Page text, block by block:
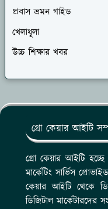
প্রবাস ভ্রমন গাইড
খেলাধূলা
উচ্চ শিক্ষার খবর
গ্রো কেয়ার আইটি
গ্রো কেয়ার আইটি হচ্ছে
মার্কেটিং সার্ভিস
কেয়ার আইটি থেকে
ডিজিটাল মার্কেটারদের